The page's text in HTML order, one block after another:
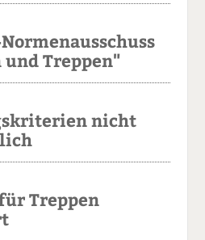
Treppen"
nicht
Treppen